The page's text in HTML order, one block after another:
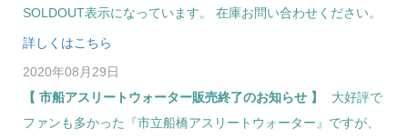
SOLDOUT表示になっています。 在庫お問い合わせください。
詳しくはこちら
2020年08月29日
市船アスリートウォーター販売終了のお知らせ
大好評で
ファンも多かった『市立船橋アスリートウォーター』ですが、